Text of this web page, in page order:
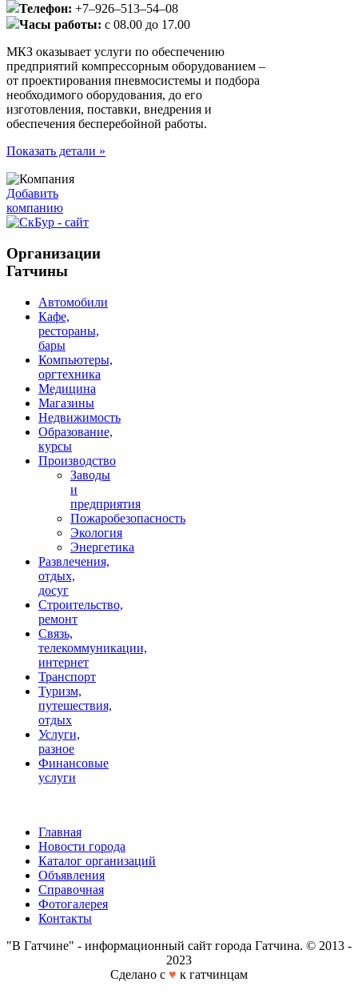
Телефон: +7‒926‒513‒54‒08
Часы работы: с 08.00 до 17.00
МКЗ оказывает услуги по обеспечению
предприятий компрессорным оборудованием –
от проектирования пневмосистемы и подбора
необходимого оборудования, до его
изготовления, поставки, внедрения и
обеспечения бесперебойной работы.
Показать детали »
Добавить
компанию
Организации
Гатчины
Автомобили
Кафе,
рестораны,
бары
Компьютеры,
оргтехника
Медицина
Магазины
Недвижимость
Образование,
курсы
Производство
Заводы
и
предприятия
Пожаробезопасность
Экология
Энергетика
Развлечения,
отдых,
досуг
Строительство,
ремонт
Связь,
телекоммуникации,
интернет
Транспорт
Туризм,
путешествия,
отдых
Услуги,
разное
Финансовые
услуги
Главная
Новости города
Каталог организаций
Объявления
Справочная
Фотогалерея
Контакты
"В Гатчине" - информационный сайт города Гатчина. © 2013 -
2023
Сделано с ♥ к гатчинцам